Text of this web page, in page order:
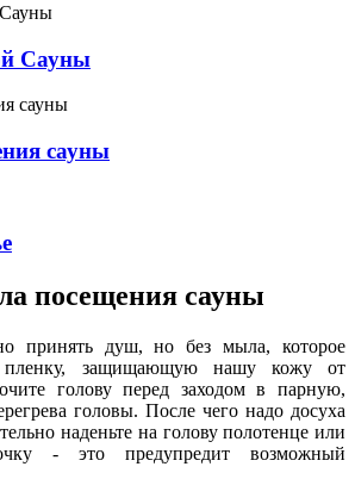
Сауны
сауны
посещения сауны
принять душ, но без мыла, которое
пленку, защищающую нашу кожу от
голову перед заходом в парную,
головы. После чего надо досуха
наденьте на голову полотенце или
- это предупредит возможный